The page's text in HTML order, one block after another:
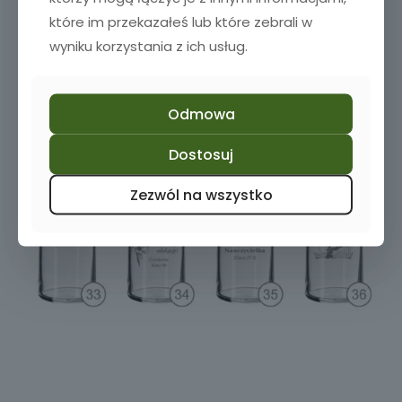
które im przekazałeś lub które zebrali w
wyniku korzystania z ich usług.
Odmowa
Dostosuj
Zezwól na wszystko